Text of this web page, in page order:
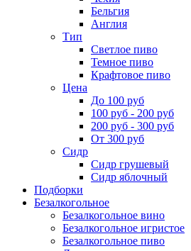
Бельгия
Англия
Тип
Светлое пиво
Темное пиво
Крафтовое пиво
Цена
До 100 руб
100 руб - 200 руб
200 руб - 300 руб
От 300 руб
Сидр
Сидр грушевый
Сидр яблочный
Подборки
Безалкогольное
Безалкогольное вино
Безалкогольное игристое
Безалкогольное пиво